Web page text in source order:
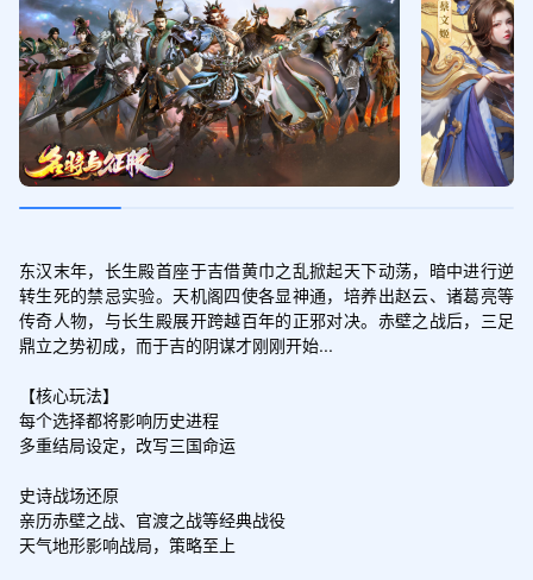
东汉末年，长生殿首座于吉借黄巾之乱掀起天下动荡，暗中进行逆
转生死的禁忌实验。天机阁四使各显神通，培养出赵云、诸葛亮等
传奇人物，与长生殿展开跨越百年的正邪对决。赤壁之战后，三足
鼎立之势初成，而于吉的阴谋才刚刚开始...
【核心玩法】
每个选择都将影响历史进程
多重结局设定，改写三国命运
史诗战场还原
亲历赤壁之战、官渡之战等经典战役
天气地形影响战局，策略至上